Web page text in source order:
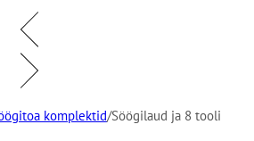
komplektid/Söögilaud ja 8 tooli